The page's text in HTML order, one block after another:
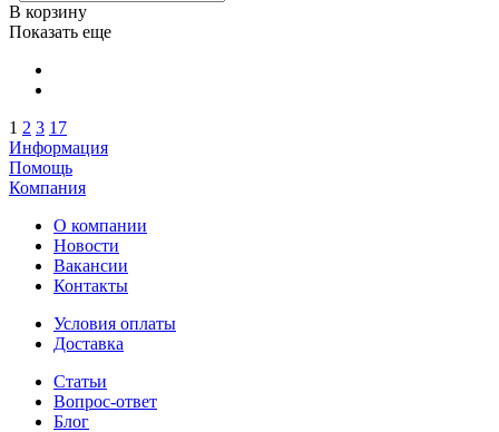
В корзину
Показать еще
1 2 3 17
Информация
Помощь
Компания
О компании
Новости
Вакансии
Контакты
Условия оплаты
Доставка
Статьи
Вопрос-ответ
Блог